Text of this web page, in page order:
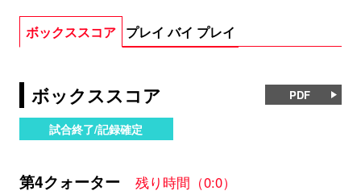
ボックススコア プレイ バイ プレイ
ボックススコア PDF
試合終了/記録確定
第4クォーター 残り時間（0:0）